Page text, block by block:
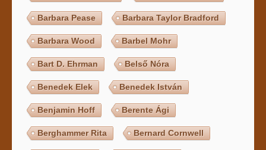
Barbara Pease Barbara Taylor Bradford
Barbara Wood Barbel Mohr
Bart D. Ehrman Belső Nóra
Benedek Elek Benedek István
Benjamin Hoff Berente Ági
Berghammer Rita Bernard Cornwell